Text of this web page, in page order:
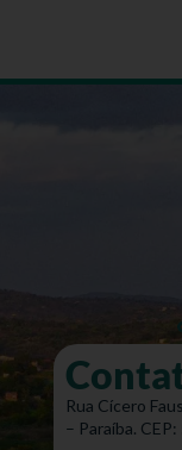
Rua Cícero
– Paraíba.